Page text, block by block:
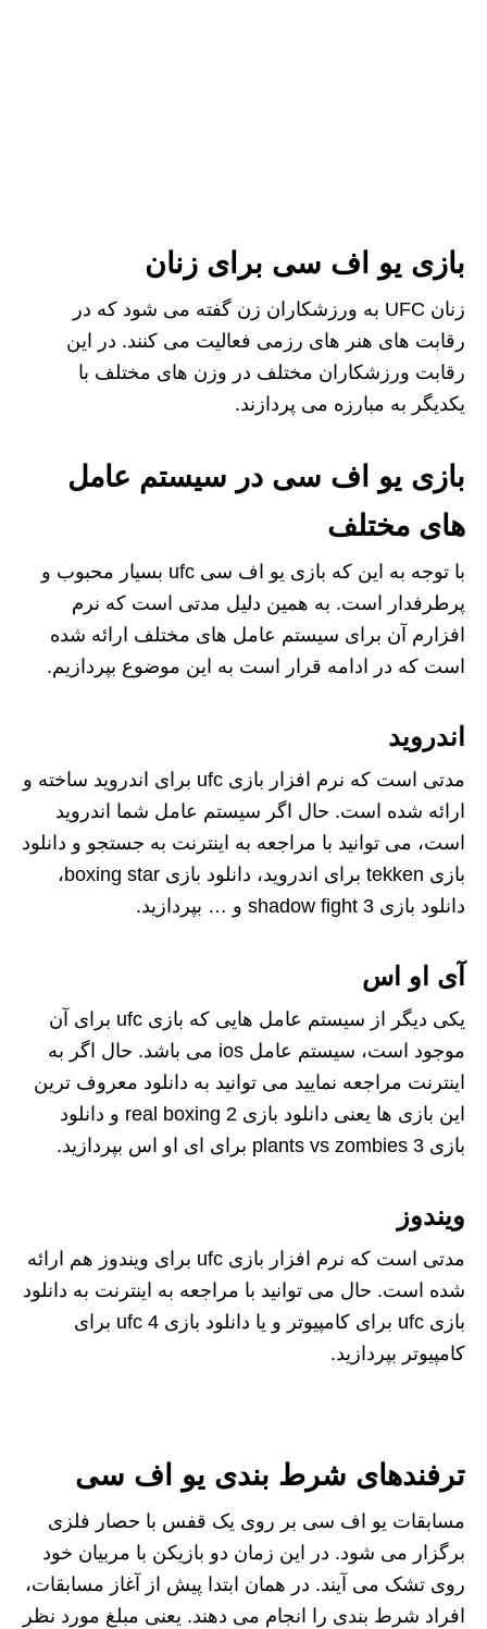
بازی یو اف سی برای زنان
زنان UFC به ورزشکاران زن گفته می‌ شود که در
رقابت‌ های هنر های رزمی فعالیت می کنند. در این
رقابت ورزشکاران مختلف در وزن های مختلف با
یکدیگر به مبارزه می پردازند.
بازی یو اف سی در سیستم عامل
های مختلف
با توجه به این که بازی یو اف سی ufc بسیار محبوب و
پرطرفدار است. به همین دلیل مدتی است که نرم‌
افزارم آن برای سیستم عامل‌ های مختلف ارائه شده
است که در ادامه قرار است به این موضوع بپردازیم.
اندروید
مدتی است که نرم‌ افزار بازی ufc برای اندروید ساخته و
ارائه شده است. حال اگر سیستم عامل شما اندروید
است، می‌ توانید با مراجعه به اینترنت به جستجو و دانلود
بازی tekken برای اندروید، دانلود بازی boxing star،
دانلود بازی shadow fight 3 و … بپردازید.
آی او اس
یکی دیگر از سیستم عامل‌ هایی که بازی ufc برای آن
موجود است، سیستم عامل ios می‌ باشد. حال اگر به
اینترنت مراجعه نمایید می توانید به دانلود معروف ترین
این بازی ها یعنی دانلود بازی real boxing 2 و دانلود
بازی plants vs zombies 3 برای ای او اس بپردازید.
ویندوز
مدتی است که نرم افزار بازی ufc برای ویندوز هم ارائه
شده است. حال می توانید با مراجعه به اینترنت به دانلود
بازی ufc برای کامپیوتر و یا دانلود بازی ufc 4 برای
کامپیوتر بپردازید.
ترفندهای شرط بندی یو اف سی
مسابقات یو اف سی بر روی یک قفس با حصار فلزی
برگزار می شود. در این زمان دو بازیکن با مربیان خود
روی تشک می آیند. در همان ابتدا پیش از آغاز مسابقات،
افراد شرط بندی را انجام می دهند. یعنی مبلغ مورد نظر